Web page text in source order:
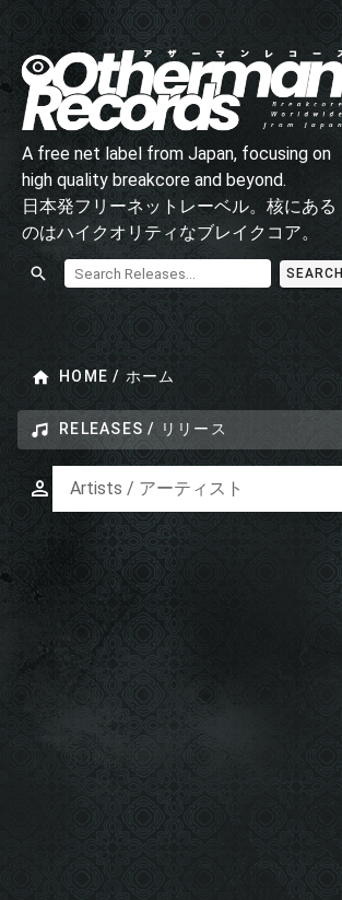
A free net label from Japan, focusing on
high quality breakcore and beyond.
日本発フリーネットレーベル。核にある
のはハイクオリティなブレイクコア。
SEARCH
HOME / ホーム
RELEASES / リリース
Artists / アーティスト